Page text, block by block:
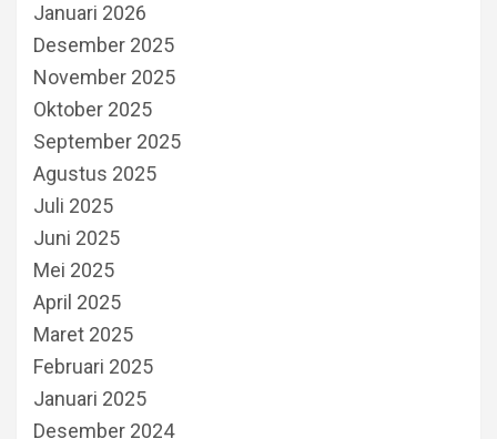
Januari 2026
Desember 2025
November 2025
Oktober 2025
September 2025
Agustus 2025
Juli 2025
Juni 2025
Mei 2025
April 2025
Maret 2025
Februari 2025
Januari 2025
Desember 2024